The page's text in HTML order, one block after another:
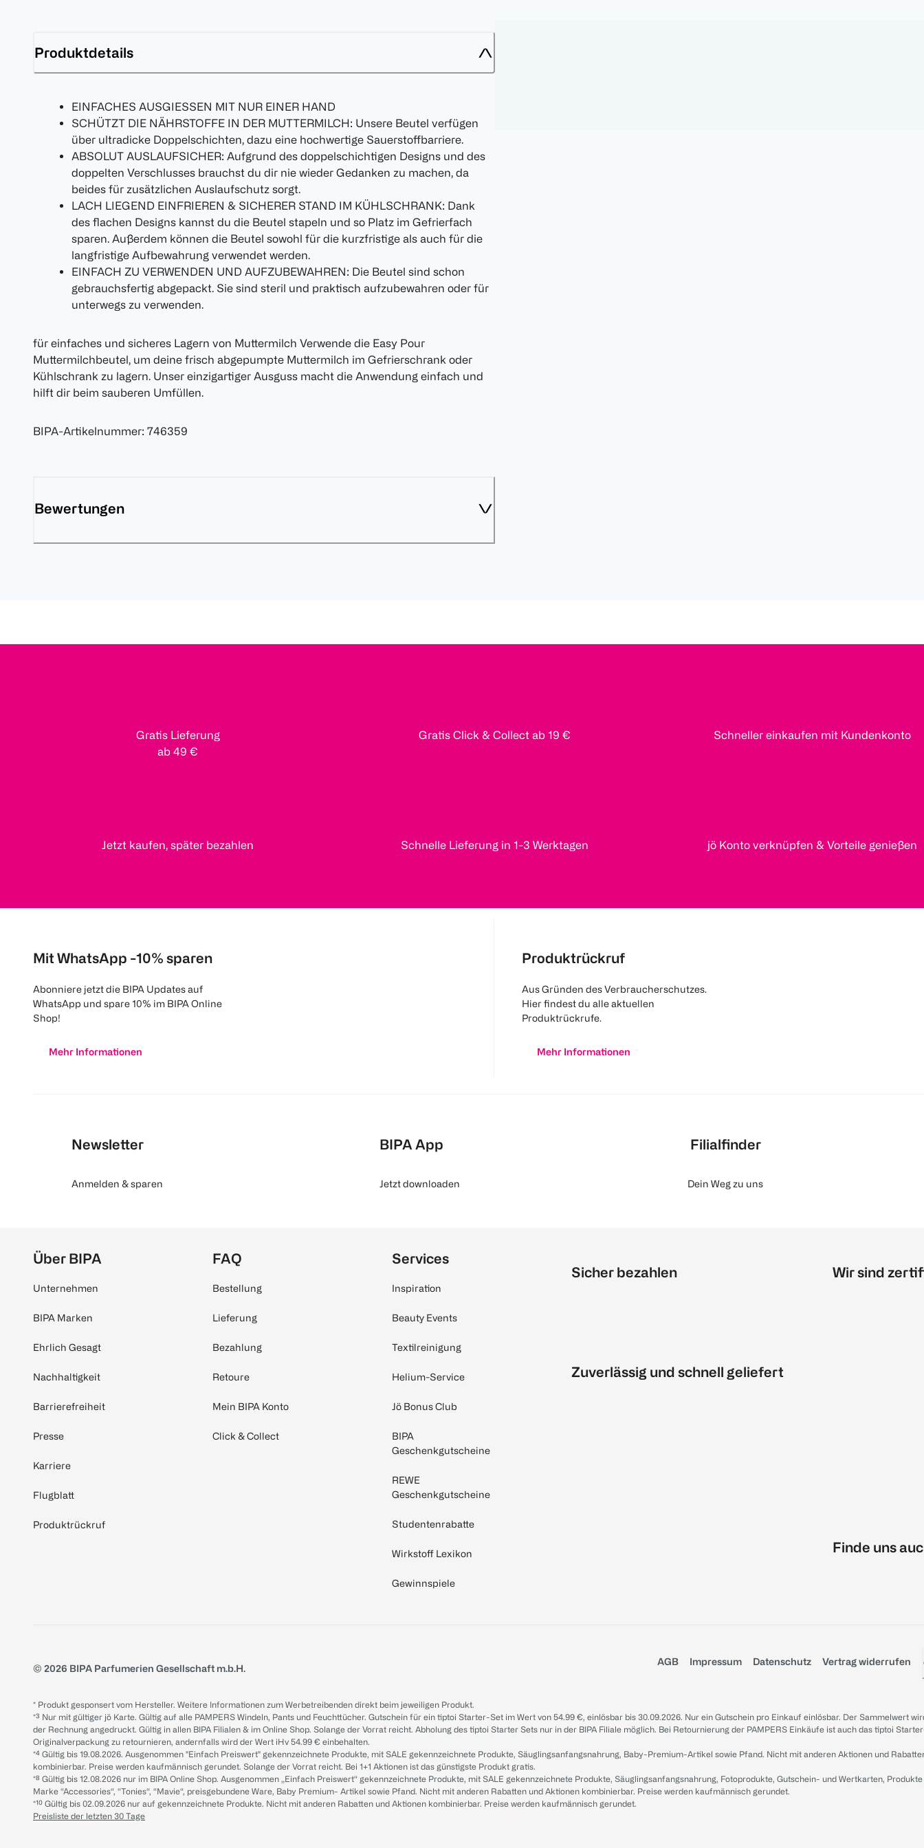
Produktdetails
EINFACHES AUSGIESSEN MIT NUR EINER HAND
SCHÜTZT DIE NÄHRSTOFFE IN DER MUTTERMILCH: Unsere Beutel verfügen
über ultradicke Doppelschichten, dazu eine hochwertige Sauerstoffbarriere.
ABSOLUT AUSLAUFSICHER: Aufgrund des doppelschichtigen Designs und des
doppelten Verschlusses brauchst du dir nie wieder Gedanken zu machen, da
beides für zusätzlichen Auslaufschutz sorgt.
LACH LIEGEND EINFRIEREN & SICHERER STAND IM KÜHLSCHRANK: Dank
des flachen Designs kannst du die Beutel stapeln und so Platz im Gefrierfach
sparen. Außerdem können die Beutel sowohl für die kurzfristige als auch für die
langfristige Aufbewahrung verwendet werden.
EINFACH ZU VERWENDEN UND AUFZUBEWAHREN: Die Beutel sind schon
gebrauchsfertig abgepackt. Sie sind steril und praktisch aufzubewahren oder für
unterwegs zu verwenden.
für einfaches und sicheres Lagern von Muttermilch Verwende die Easy Pour
Muttermilchbeutel, um deine frisch abgepumpte Muttermilch im Gefrierschrank oder
Kühlschrank zu lagern. Unser einzigartiger Ausguss macht die Anwendung einfach und
hilft dir beim sauberen Umfüllen.
BIPA-Artikelnummer: 746359
Bewertungen
Gratis Lieferung
ab 49 €
Gratis Click & Collect ab 19 € Schneller einkaufen mit Kundenkonto
Jetzt kaufen, später bezahlen Schnelle Lieferung in 1-3 Werktagen jö Konto verknüpfen & Vorteile genießen
Mit WhatsApp -10% sparen
Abonniere jetzt die BIPA Updates auf
WhatsApp und spare 10% im BIPA Online
Shop!
Mehr Informationen
Produktrückruf
Aus Gründen des Verbraucherschutzes.
Hier findest du alle aktuellen
Produktrückrufe.
Mehr Informationen
Newsletter
Anmelden & sparen
BIPA App
Jetzt downloaden
Filialfinder
Dein Weg zu uns
Über BIPA
Unternehmen
BIPA Marken
Ehrlich Gesagt
Nachhaltigkeit
Barrierefreiheit
Presse
Karriere
Flugblatt
Produktrückruf
FAQ
Bestellung
Lieferung
Bezahlung
Retoure
Mein BIPA Konto
Click & Collect
Services
Inspiration
Beauty Events
Textilreinigung
Helium-Service
Jö Bonus Club
BIPA
Geschenkgutscheine
REWE
Geschenkgutscheine
Studentenrabatte
Wirkstoff Lexikon
Gewinnspiele
Sicher bezahlen
Zuverlässig und schnell geliefert
Wir sind
Finde uns
© 2026 BIPA Parfumerien Gesellschaft m.b.H.
AGB Impressum Datenschutz Vertrag widerrufen
* Produkt gesponsert vom Hersteller. Weitere Informationen zum Werbetreibenden direkt beim jeweiligen Produkt.
*³ Nur mit gültiger jö Karte. Gültig auf alle PAMPERS Windeln, Pants und Feuchttücher. Gutschein für ein tiptoi Starter-Set im Wert von 54.99 €, einlösbar bis 30.09.2026. Nur ein Gutschein pro Einkauf einlösbar. Der Sammelwert
der Rechnung angedruckt. Gültig in allen BIPA Filialen & im Online Shop. Solange der Vorrat reicht. Abholung des tiptoi Starter Sets nur in der BIPA Filiale möglich. Bei Retournierung der PAMPERS Einkäufe ist auch das tiptoi
Originalverpackung zu retournieren, andernfalls wird der Wert iHv 54.99 € einbehalten.
*⁴ Gültig bis 19.08.2026. Ausgenommen "Einfach Preiswert" gekennzeichnete Produkte, mit SALE gekennzeichnete Produkte, Säuglingsanfangsnahrung, Baby-Premium-Artikel sowie Pfand. Nicht mit anderen Aktionen und
kombinierbar. Preise werden kaufmännisch gerundet. Solange der Vorrat reicht. Bei 1+1 Aktionen ist das günstigste Produkt gratis.
*⁸ Gültig bis 12.08.2026 nur im BIPA Online Shop. Ausgenommen „Einfach Preiswert“ gekennzeichnete Produkte, mit SALE gekennzeichnete Produkte, Säuglingsanfangsnahrung, Fotoprodukte, Gutschein- und Wertkarten,
Marke “Accessories“, “Tonies“, “Mavie“, preisgebundene Ware, Baby Premium- Artikel sowie Pfand. Nicht mit anderen Rabatten und Aktionen kombinierbar. Preise werden kaufmännisch gerundet.
*¹⁰ Gültig bis 02.09.2026 nur auf gekennzeichnete Produkte. Nicht mit anderen Rabatten und Aktionen kombinierbar. Preise werden kaufmännisch gerundet.
Preisliste der letzten 30 Tage